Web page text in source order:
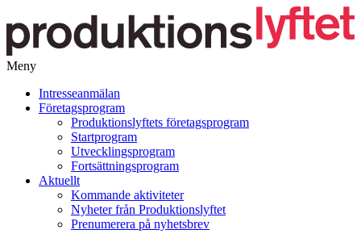
Meny
vidare
Intresseanmälan
Företagsprogram
Produktionslyftets företagsprogram
Startprogram
Utvecklingsprogram
Fortsättningsprogram
Aktuellt
Kommande aktiviteter
Nyheter från Produktionslyftet
Prenumerera på nyhetsbrev